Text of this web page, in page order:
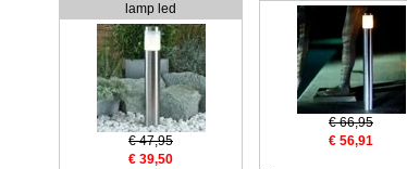
lamp led
€ 47,95
€ 39,50
€ 66,95
€ 56,91